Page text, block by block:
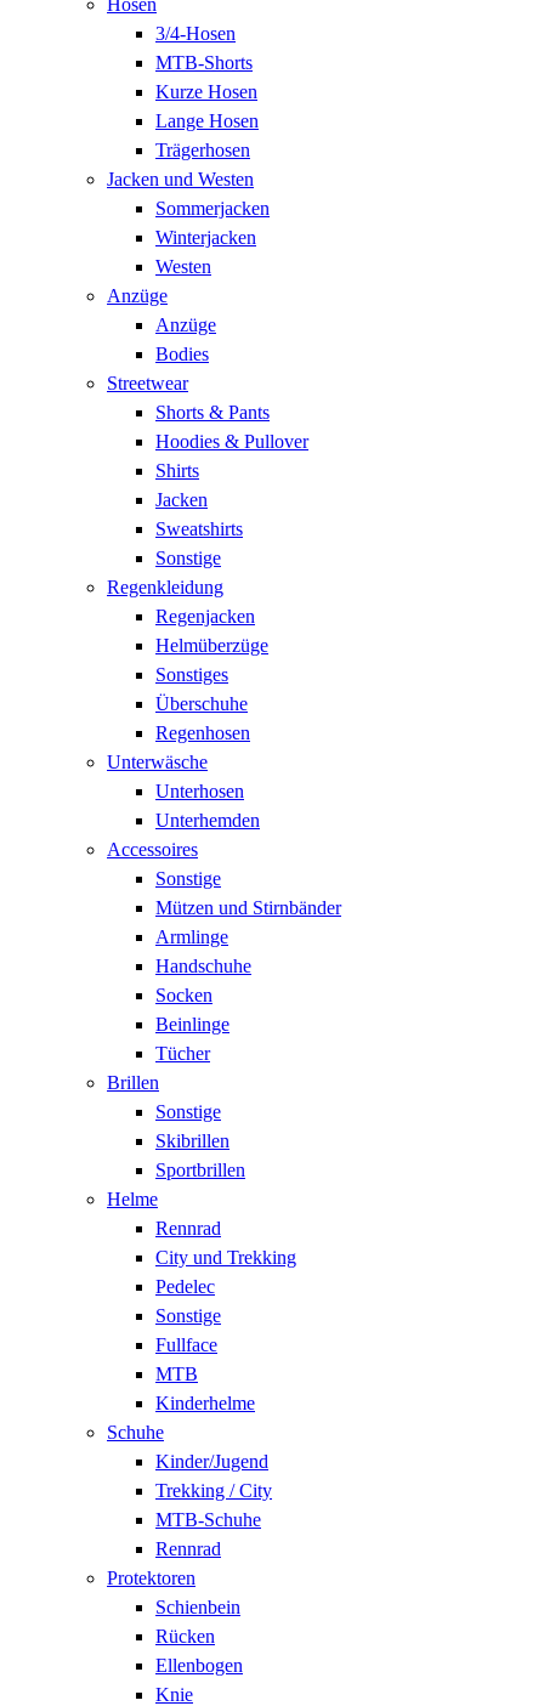
3/4-Hosen
MTB-Shorts
Kurze Hosen
Lange Hosen
Trägerhosen
Jacken und Westen
Sommerjacken
Winterjacken
Westen
Anzüge
Anzüge
Bodies
Streetwear
Shorts & Pants
Hoodies & Pullover
Shirts
Jacken
Sweatshirts
Sonstige
Regenkleidung
Regenjacken
Helmüberzüge
Sonstiges
Überschuhe
Regenhosen
Unterwäsche
Unterhosen
Unterhemden
Accessoires
Sonstige
Mützen und Stirnbänder
Armlinge
Handschuhe
Socken
Beinlinge
Tücher
Brillen
Sonstige
Skibrillen
Sportbrillen
Helme
Rennrad
City und Trekking
Pedelec
Sonstige
Fullface
MTB
Kinderhelme
Schuhe
Kinder/Jugend
Trekking / City
MTB-Schuhe
Rennrad
Protektoren
Schienbein
Rücken
Ellenbogen
Knie